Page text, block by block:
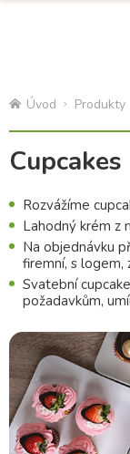
Úvod Produkty
Cupcakes
Rozvážíme
Lahodný krém z
Na objednávku
firemní, s
Svatební
požadavkům,